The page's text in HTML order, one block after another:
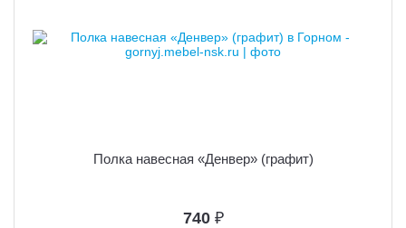
Полка навесная «Денвер» (графит)
740 ₽